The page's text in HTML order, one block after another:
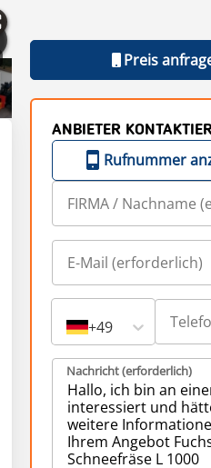
Preis
ANBIETER
Rufnummer
+49
Nachricht (erforderlich)